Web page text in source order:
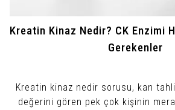
Kreatin Kinaz Nedir? CK Enzimi
Gerekenler
Kreatin kinaz nedir sorusu, kan
değerini gören pek çok kişinin